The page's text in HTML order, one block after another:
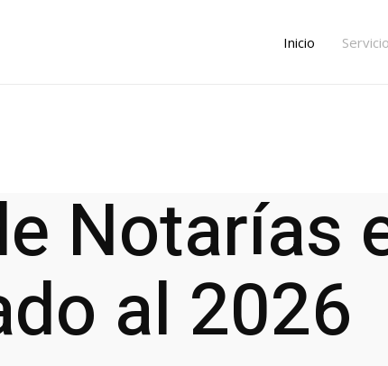
Inicio
Notarías
al 2026